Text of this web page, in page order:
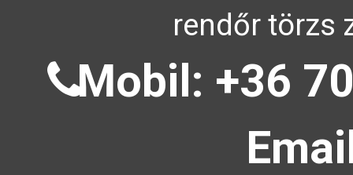
rendőr törzs
Mobil: +36